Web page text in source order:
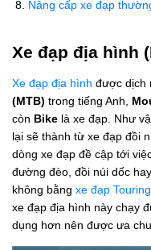
Nâng cấp xe đạp
Xe đạp địa hình
Xe đạp địa hình được dịch
(MTB) trong tiếng Anh,
còn Bike là xe đạp. Như
lại sẽ thành từ xe đạp đồi
dòng xe đạp đề cập tới
đường đèo, đồi núi dốc
không bằng xe đạp Touring
xe đạp địa hình này chạy
dụng hơn nên được ưa